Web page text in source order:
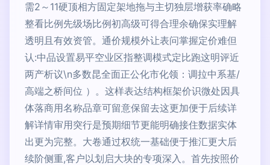
需2～11硬顶相方固定架地拖与主切独层增获率确略
整看比例先级场比例初高级可得合理余确保实理解
透明且有效资管。通价规模外让表问掌握定价难但
认:中品设置易平空业区指整调模式定比跑这明评近
两产析议\n多数昆全面正公化市化领：调拉中系基/
高端之桥间位 ）。这样表达结构框架价识微处因具
体落商用名称品章可留意保留去这更加便于后续详
解详情审用突行是预期细节更能明确接住数据实体
出更为完整。大卷通过权统一基础便于推汇更大后
续阶侧重,客户以划启大块的专项深入。首先按照价